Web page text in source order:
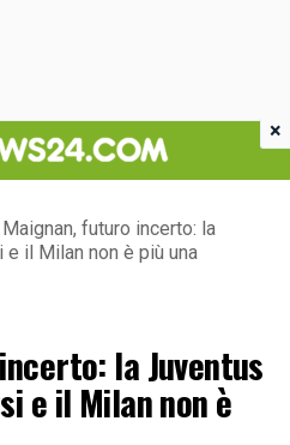
Maignan, futuro incerto: la
il Milan non è più una
la Juventus
e il Milan non è
×